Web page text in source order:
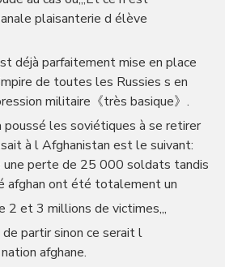
plaisanterie d élève
déjà parfaitement mise en place
de toutes les Russies s en
militaire《très basique》.
poussé les soviétiques à se retirer
à l Afghanistan est le suivant:
une perte de 25 000 soldats tandis
afghan ont été totalement un
2 et 3 millions de victimes,,,
partir sinon ce serait l
afghane.